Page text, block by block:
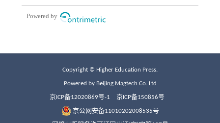
Copyright © Higher Education Press.
Powered by Beijing Magtech Co. Ltd
京ICP备12020869号-1 京ICP备150856号
京公网安备11010202008535号